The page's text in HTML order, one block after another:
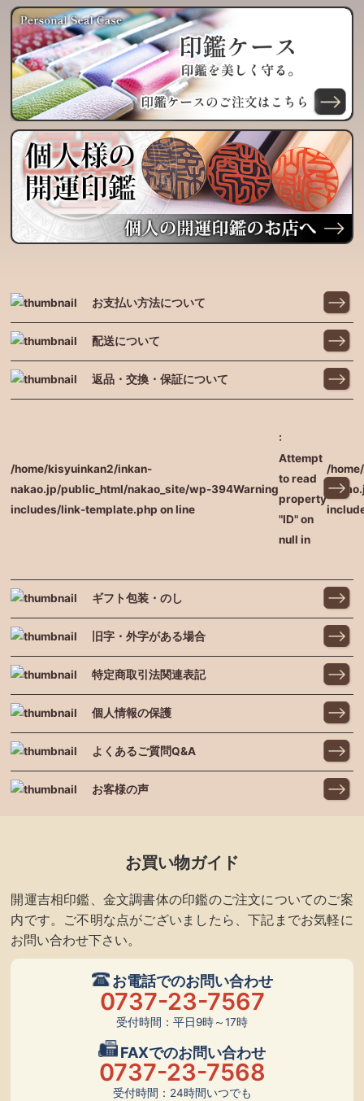
お支払い方法について
配送について
返品・交換・保証について
/home/kisyuinkan2/inkan-
nakao.jp/public_html/nakao_site/wp-
includes/link-template.php on line
394Warning
:
Attempt
to read
property
"ID" on
null in
/
ギフト包装・のし
旧字・外字がある場合
特定商取引法関連表記
個人情報の保護
よくあるご質問Q&A
お客様の声
お買い物ガイド
開運吉相印鑑、金文調書体の印鑑のご注文についてのご案
内です。ご不明な点がございましたら、下記までお気軽に
お問い合わせ下さい。
お電話でのお問い合わせ
0737-23-7567
受付時間：平日9時～17時
FAXでのお問い合わせ
0737-23-7568
受付時間：24時間いつでも